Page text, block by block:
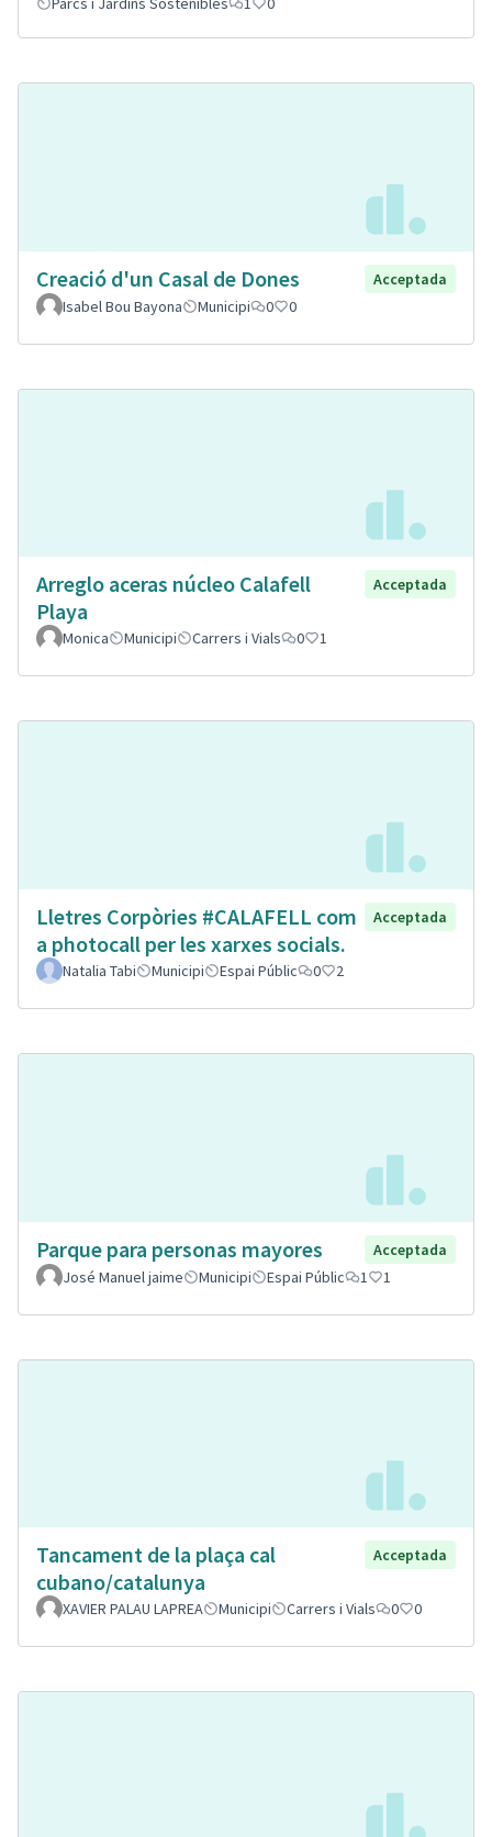
Creació d'un Casal de Dones
Acceptada
Isabel Bou Bayona
Municipi 0 0
Arreglo aceras núcleo Calafell
Playa
Acceptada
Monica Municipi Carrers i Vials 0 1
Lletres Corpòries #CALAFELL com
a photocall per les xarxes socials.
Acceptada
Natalia Tabi Municipi Espai Públic 0 2
Parque para personas mayores
Acceptada
José Manuel jaime
Municipi Espai Públic 1 1
Tancament de la plaça cal
cubano/catalunya
Acceptada
XAVIER PALAU LAPREA Municipi Carrers i Vials 0 0